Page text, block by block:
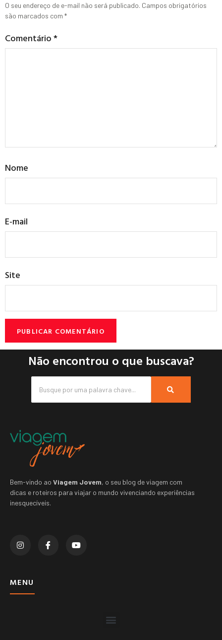
O seu endereço de e-mail não será publicado. Campos obrigatórios
são marcados com *
Comentário*
Nome
E-mail
Site
Não encontrou o que buscava?
Bem-vindo ao Viagem Jovem, o seu blog de viagem com
dicas e roteiros para viajar o mundo vivenciando experiências
inesquecíveis.
MENU